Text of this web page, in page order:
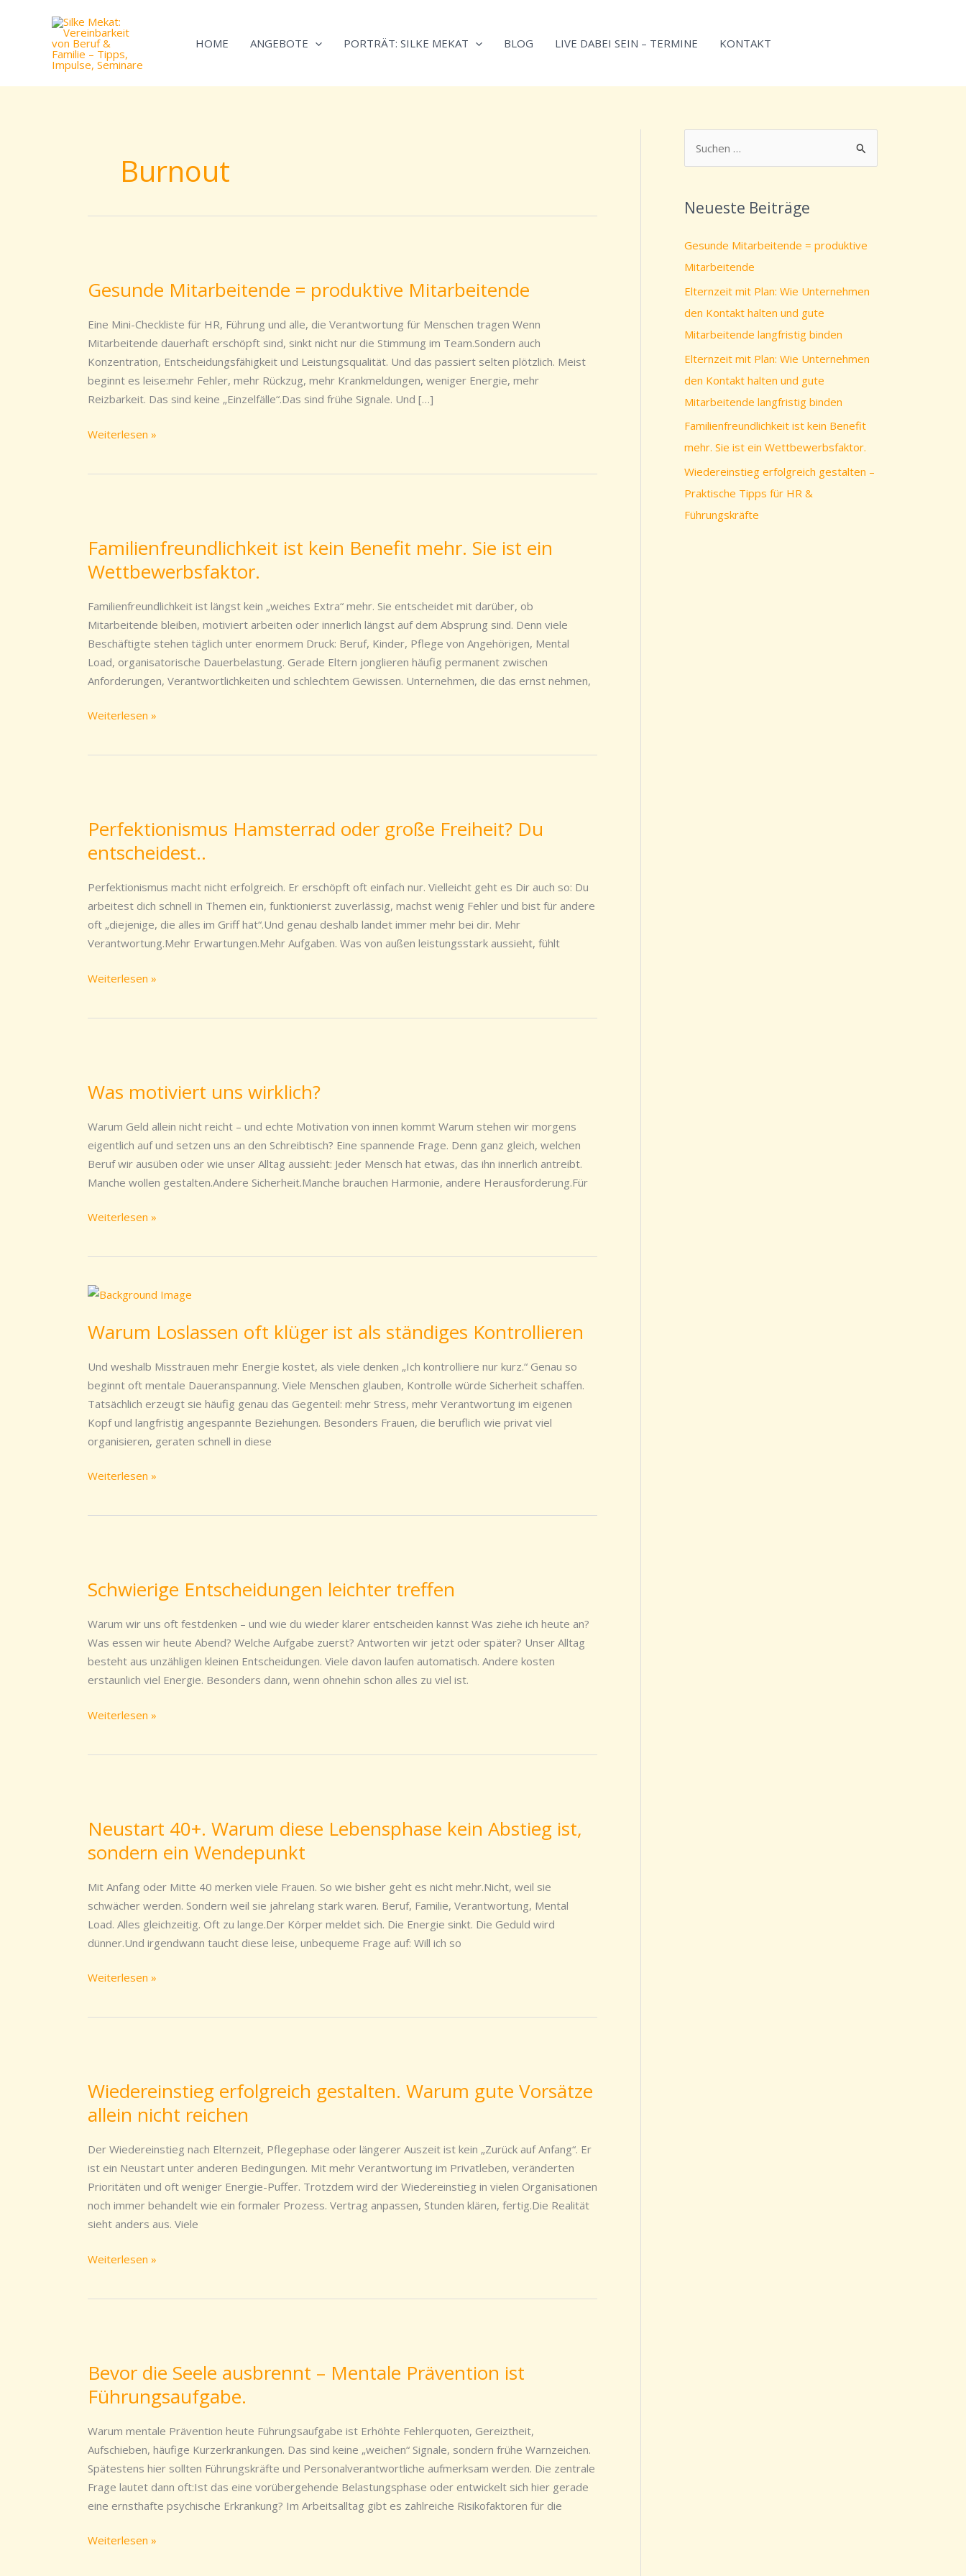
HOME ANGEBOTE PORTRÄT: SILKE MEKAT BLOG LIVE DABEI SEIN – TERMINE KONTAKT
Burnout
Gesunde Mitarbeitende = produktive Mitarbeitende
Eine Mini-Checkliste für HR, Führung und alle, die Verantwortung für Menschen tragen Wenn
Mitarbeitende dauerhaft erschöpft sind, sinkt nicht nur die Stimmung im Team.Sondern auch
Konzentration, Entscheidungsfähigkeit und Leistungsqualität. Und das passiert selten plötzlich. Meist
beginnt es leise:mehr Fehler, mehr Rückzug, mehr Krankmeldungen, weniger Energie, mehr
Reizbarkeit. Das sind keine „Einzelfälle“.Das sind frühe Signale. Und […]
=
Mitarbeitende
Weiterlesen »
Familienfreundlichkeit ist kein Benefit mehr. Sie ist ein
Wettbewerbsfaktor.
Familienfreundlichkeit ist längst kein „weiches Extra“ mehr. Sie entscheidet mit darüber, ob
Mitarbeitende bleiben, motiviert arbeiten oder innerlich längst auf dem Absprung sind. Denn viele
Beschäftigte stehen täglich unter enormem Druck: Beruf, Kinder, Pflege von Angehörigen, Mental
Load, organisatorische Dauerbelastung. Gerade Eltern jonglieren häufig permanent zwischen
Anforderungen, Verantwortlichkeiten und schlechtem Gewissen. Unternehmen, die das ernst nehmen,
kein
Benefit
Sie
ist
ein
Wettbewerbsfaktor.
Weiterlesen »
Perfektionismus Hamsterrad oder große Freiheit? Du
entscheidest..
Perfektionismus macht nicht erfolgreich. Er erschöpft oft einfach nur. Vielleicht geht es Dir auch so: Du
arbeitest dich schnell in Themen ein, funktionierst zuverlässig, machst wenig Fehler und bist für andere
oft „diejenige, die alles im Griff hat“.Und genau deshalb landet immer mehr bei dir. Mehr
Verantwortung.Mehr Erwartungen.Mehr Aufgaben. Was von außen leistungsstark aussieht, fühlt
oder
große
Du
entscheidest..
Weiterlesen »
Was motiviert uns wirklich?
Warum Geld allein nicht reicht – und echte Motivation von innen kommt Warum stehen wir morgens
eigentlich auf und setzen uns an den Schreibtisch? Eine spannende Frage. Denn ganz gleich, welchen
Beruf wir ausüben oder wie unser Alltag aussieht: Jeder Mensch hat etwas, das ihn innerlich antreibt.
Manche wollen gestalten.Andere Sicherheit.Manche brauchen Harmonie, andere Herausforderung.Für
uns
Weiterlesen »
Warum Loslassen oft klüger ist als ständiges Kontrollieren
Und weshalb Misstrauen mehr Energie kostet, als viele denken „Ich kontrolliere nur kurz.“ Genau so
beginnt oft mentale Daueranspannung. Viele Menschen glauben, Kontrolle würde Sicherheit schaffen.
Tatsächlich erzeugt sie häufig genau das Gegenteil: mehr Stress, mehr Verantwortung im eigenen
Kopf und langfristig angespannte Beziehungen. Besonders Frauen, die beruflich wie privat viel
organisieren, geraten schnell in diese
Warum
oft
ist
als
ständiges
Kontrollieren
Weiterlesen »
Schwierige Entscheidungen leichter treffen
Warum wir uns oft festdenken – und wie du wieder klarer entscheiden kannst Was ziehe ich heute an?
Was essen wir heute Abend? Welche Aufgabe zuerst? Antworten wir jetzt oder später? Unser Alltag
besteht aus unzähligen kleinen Entscheidungen. Viele davon laufen automatisch. Andere kosten
erstaunlich viel Energie. Besonders dann, wenn ohnehin schon alles zu viel ist.
leichter
Weiterlesen »
Neustart 40+. Warum diese Lebensphase kein Abstieg ist,
sondern ein Wendepunkt
Mit Anfang oder Mitte 40 merken viele Frauen. So wie bisher geht es nicht mehr.Nicht, weil sie
schwächer werden. Sondern weil sie jahrelang stark waren. Beruf, Familie, Verantwortung, Mental
Load. Alles gleichzeitig. Oft zu lange.Der Körper meldet sich. Die Energie sinkt. Die Geduld wird
dünner.Und irgendwann taucht diese leise, unbequeme Frage auf: Will ich so
Warum
diese
kein
Abstieg
ist,
sondern
Wendepunkt
Weiterlesen »
Wiedereinstieg erfolgreich gestalten. Warum gute Vorsätze
allein nicht reichen
Der Wiedereinstieg nach Elternzeit, Pflegephase oder längerer Auszeit ist kein „Zurück auf Anfang“. Er
ist ein Neustart unter anderen Bedingungen. Mit mehr Verantwortung im Privatleben, veränderten
Prioritäten und oft weniger Energie-Puffer. Trotzdem wird der Wiedereinstieg in vielen Organisationen
noch immer behandelt wie ein formaler Prozess. Vertrag anpassen, Stunden klären, fertig.Die Realität
sieht anders aus. Viele
gestalten.
Warum
Vorsätze
allein
nicht
reichen
Weiterlesen »
Bevor die Seele ausbrennt – Mentale Prävention ist
Führungsaufgabe.
Warum mentale Prävention heute Führungsaufgabe ist Erhöhte Fehlerquoten, Gereiztheit,
Aufschieben, häufige Kurzerkrankungen. Das sind keine „weichen“ Signale, sondern frühe Warnzeichen.
Spätestens hier sollten Führungskräfte und Personalverantwortliche aufmerksam werden. Die zentrale
Frage lautet dann oft:Ist das eine vorübergehende Belastungsphase oder entwickelt sich hier gerade
eine ernsthafte psychische Erkrankung? Im Arbeitsalltag gibt es zahlreiche Risikofaktoren für die
Seele
ausbrennt
Mentale
Prävention
ist
Führungsaufgabe.
Weiterlesen »
h
:
Neueste Beiträge
Gesunde Mitarbeitende = produktive
Mitarbeitende
Elternzeit mit Plan: Wie Unternehmen
den Kontakt halten und gute
Mitarbeitende langfristig binden
Elternzeit mit Plan: Wie Unternehmen
den Kontakt halten und gute
Mitarbeitende langfristig binden
Familienfreundlichkeit ist kein Benefit
mehr. Sie ist ein Wettbewerbsfaktor.
Wiedereinstieg erfolgreich gestalten –
Praktische Tipps für HR &
Führungskräfte
sich
reduzieren
durchscrollen!